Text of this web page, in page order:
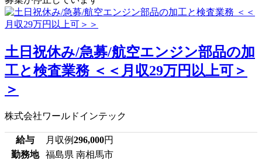
土日祝休み/急募/航空エンジン部品の加
工と検査業務 ＜＜月収29万円以上可＞
＞
株式会社ワールドインテック
給与 月収例296,000円
勤務地
福島県 南相馬市